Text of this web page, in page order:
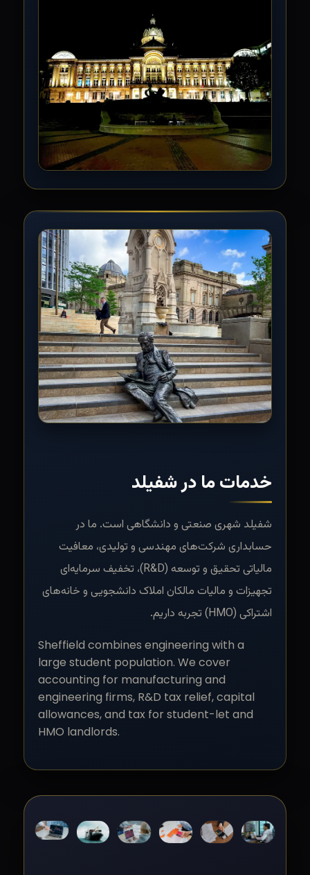
خدمات ما در شفیلد
شفیلد شهری صنعتی و دانشگاهی است. ما در
حسابداری شرکت‌های مهندسی و تولیدی، معافیت
مالیاتی تحقیق و توسعه (R&D)، تخفیف سرمایه‌ای
تجهیزات و مالیات مالکان املاک دانشجویی و خانه‌های
اشتراکی (HMO) تجربه داریم.
Sheffield combines engineering with a
large student population. We cover
accounting for manufacturing and
engineering firms, R&D tax relief, capital
allowances, and tax for student-let and
HMO landlords.